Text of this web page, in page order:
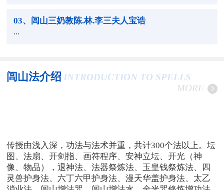
03、闾山三奶教陈.林.李三夫人宝诰
...
闾山法介绍 INTRODUCTION TO SPELLS
MORE
传授由浅入深，功法与法术并重，共计300个法以上。坛
图、法扇、开剑指、画符程序、安神立坛、开光（神
像、物品），退神法、法器祭炼法、玉皇钱祭炼法、四
灵兽护身法、六丁六甲护身法、漫天华盖护身法、太乙